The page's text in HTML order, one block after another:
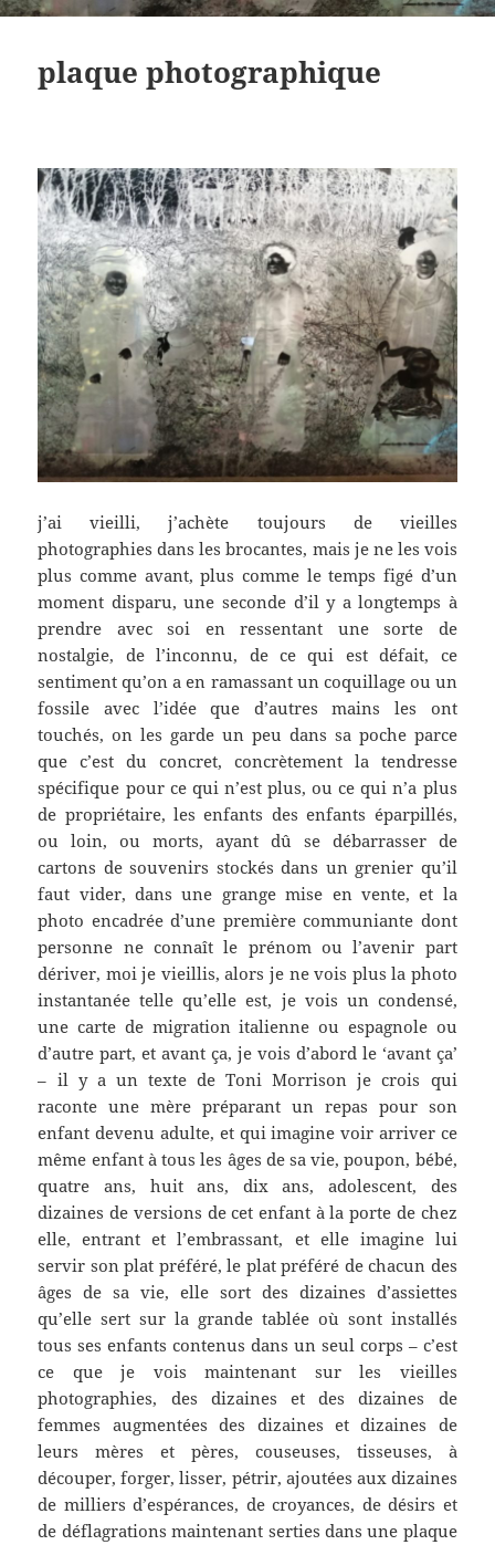
plaque photographique
j’ai vieilli, j’achète toujours de vieilles
photographies dans les brocantes, mais je ne les vois
plus comme avant, plus comme le temps figé d’un
moment disparu, une seconde d’il y a longtemps à
prendre avec soi en ressentant une sorte de
nostalgie, de l’inconnu, de ce qui est défait, ce
sentiment qu’on a en ramassant un coquillage ou un
fossile avec l’idée que d’autres mains les ont
touchés, on les garde un peu dans sa poche parce
que c’est du concret, concrètement la tendresse
spécifique pour ce qui n’est plus, ou ce qui n’a plus
de propriétaire, les enfants des enfants éparpillés,
ou loin, ou morts, ayant dû se débarrasser de
cartons de souvenirs stockés dans un grenier qu’il
faut vider, dans une grange mise en vente, et la
photo encadrée d’une première communiante dont
personne ne connaît le prénom ou l’avenir part
dériver, moi je vieillis, alors je ne vois plus la photo
instantanée telle qu’elle est, je vois un condensé,
une carte de migration italienne ou espagnole ou
d’autre part, et avant ça, je vois d’abord le ‘avant ça’
– il y a un texte de Toni Morrison je crois qui
raconte une mère préparant un repas pour son
enfant devenu adulte, et qui imagine voir arriver ce
même enfant à tous les âges de sa vie, poupon, bébé,
quatre ans, huit ans, dix ans, adolescent, des
dizaines de versions de cet enfant à la porte de chez
elle, entrant et l’embrassant, et elle imagine lui
servir son plat préféré, le plat préféré de chacun des
âges de sa vie, elle sort des dizaines d’assiettes
qu’elle sert sur la grande tablée où sont installés
tous ses enfants contenus dans un seul corps – c’est
ce que je vois maintenant sur les vieilles
photographies, des dizaines et des dizaines de
femmes augmentées des dizaines et dizaines de
leurs mères et pères, couseuses, tisseuses, à
découper, forger, lisser, pétrir, ajoutées aux dizaines
de milliers d’espérances, de croyances, de désirs et
de déflagrations maintenant serties dans une plaque